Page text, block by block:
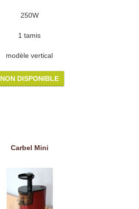
250W
1 tamis
modèle vertical
NON DISPONIBLE
Carbel Mini